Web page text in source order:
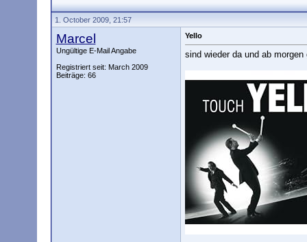
1. October 2009, 21:57
Marcel
Ungültige E-Mail Angabe
Registriert seit: March 2009
Beiträge: 66
Yello
sind wieder da und ab